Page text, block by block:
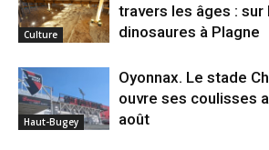
Culture
travers les âges :
dinosaures à Plagne
Haut-Bugey
Oyonnax. Le stade
ouvre ses coulisses
août